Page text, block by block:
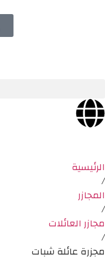
الرئيسية
/
المجازر
/
مجازر العائلات
/
مجزرة عائلة شبات